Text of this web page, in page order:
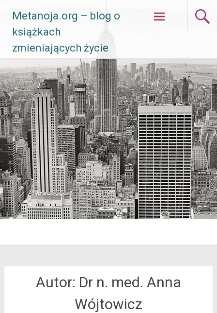
Metanoja.org – blog o
książkach
zmieniających życie
Skip
to
Autor: Dr n. med. Anna
Wójtowicz